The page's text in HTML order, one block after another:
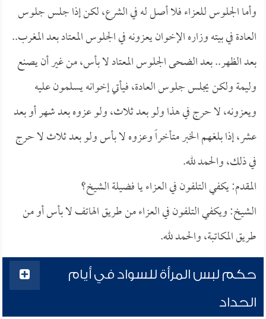
وأما الجلوس للعزاء فلا أصل له في الشرع، لكن إذا جلس جلوس
العادة في بيته وزاره الإخوان يعزونه في الجلوس المعتاد بعد المغرب..
بعد الظهر.. بعد الضحى الجلوس المعتاد لا بأس، من غير أن يصنع
وليمة ولكن يجلس جلوس العادة، فيأتي إخوانه يسلمون عليه
ويعزونه، لا حرج في هذا ولو بعد ثلاث، ولو عزوه بعد شهر أو بعد
عشر، إذا بلغهم الخبر متأخراً وعزوه لا بأس ولو بعد ثلاث لا حرج
في ذلك، والحمد لله.
المقدم: يكفي التلفون في العزاء يا فضيلة الشيخ؟
الشيخ: ويكفي التلفون في العزاء من طريق الهاتف لا بأس أو من
طريق المكاتبة، والحمد لله.
حكم لبس المرأة للسواد في أيام
الحداد